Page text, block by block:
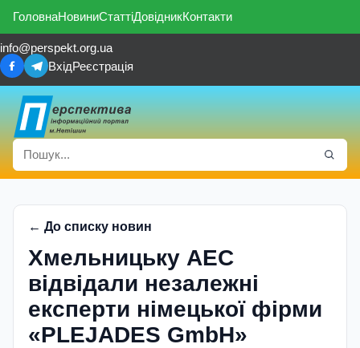
ГоловнаНовиниСтаттіДовідникКонтакти
info@perspekt.org.ua
ВхідРеєстрація
← До списку новин
Хмельницьку АЕС
відвідали незалежні
експерти німецької фірми
«PLEJADES GmbH»